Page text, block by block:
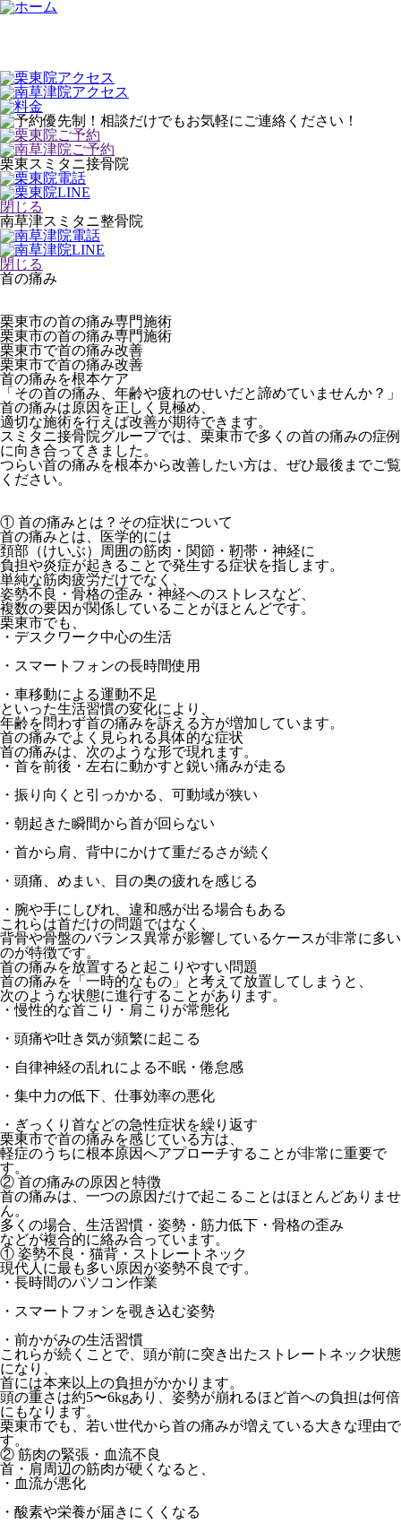
栗東スミタニ接骨院
閉じる
南草津スミタニ整骨院
閉じる
首の痛み
栗東市の首の痛み専門施術
栗東市の首の痛み専門施術
栗東市で首の痛み改善
栗東市で首の痛み改善
首の痛みを根本ケア
「その首の痛み、年齢や疲れのせいだと諦めていませんか？」
首の痛みは原因を正しく見極め、
適切な施術を行えば改善が期待できます。
スミタニ接骨院グループでは、栗東市で多くの首の痛みの症例
に向き合ってきました。
つらい首の痛みを根本から改善したい方は、ぜひ最後までご覧
ください。
① 首の痛みとは？その症状について
首の痛みとは、医学的には
頚部（けいぶ）周囲の筋肉・関節・靭帯・神経に
負担や炎症が起きることで発生する症状を指します。
単純な筋肉疲労だけでなく、
姿勢不良・骨格の歪み・神経へのストレスなど、
複数の要因が関係していることがほとんどです。
栗東市でも、
・デスクワーク中心の生活
・スマートフォンの長時間使用
・車移動による運動不足
といった生活習慣の変化により、
年齢を問わず首の痛みを訴える方が増加 しています。
首の痛みでよく見られる具体的な症状
首の痛みは、次のような形で現れます。
・首を前後・左右に動かすと鋭い痛みが走る
・振り向くと引っかかる、可動域が狭い
・朝起きた瞬間から首が回らない
・首から肩、背中にかけて重だるさが続く
・頭痛、めまい、目の奥の疲れを感じる
・腕や手にしびれ、違和感が出る場合もある
これらは首だけの問題ではなく、
背骨や骨盤のバランス異常が影響しているケースが非常に多い
のが特徴です。
首の痛みを放置すると起こりやすい問題
首の痛みを「一時的なもの」と考えて放置してしまうと、
次のような状態に進行することがあります。
・慢性的な首こり・肩こりが常態化
・頭痛や吐き気が頻繁に起こる
・自律神経の乱れによる不眠・倦怠感
・集中力の低下、仕事効率の悪化
・ぎっくり首などの急性症状を繰り返す
栗東市で首の痛みを感じている方は、
軽症のうちに根本原因へアプローチすることが非常に重要で
す。
② 首の痛みの原因と特徴
首の痛みは、 一つの原因だけで起こることはほとんどありませ
ん。
多くの場合、生活習慣・姿勢・筋力低下・骨格の歪み
などが複合的に絡み合っています。
① 姿勢不良・猫背・ストレートネック
現代人に最も多い原因が姿勢不良です。
・長時間のパソコン作業
・スマートフォンを覗き込む姿勢
・前かがみの生活習慣
これらが続くことで、頭が前に突き出た ストレートネック状態
になり、
首には本来以上の負担がかかります。
頭の重さは約5〜6kgあり、姿勢が崩れるほど首への負担は何倍
にもなります。
栗東市でも、若い世代から首の痛みが増えている大きな理由で
す。
② 筋肉の緊張・血流不良
首・肩周辺の筋肉が硬くなると、
・血流が悪化
・酸素や栄養が届きにくくなる